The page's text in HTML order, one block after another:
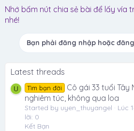
Nhớ bấm nút chia sẻ bài để lấy vía
nhé!
Bạn phải đăng nhập hoặc
Latest threads
U Tìm bạn đời
Cô gái 33 tuổi Tây
nghiêm túc, không qua loa
Started by uyen_thuyangel Lúc
lời: 0
Kết Bạn